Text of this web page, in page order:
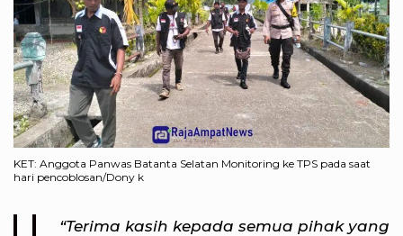
KET: Anggota Panwas Batanta Selatan Monitoring ke TPS pada saat
hari pencoblosan/Dony k
“Terima kasih kepada semua pihak yang